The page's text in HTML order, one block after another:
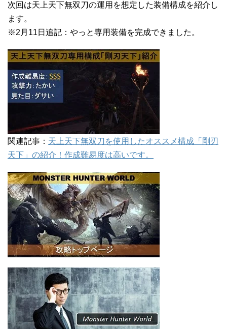
次回は天上天下無双刀の運用を想定した装備構成を紹介し
ます。
※2月11日追記：やっと専用装備を完成できました。
関連記事： 天上天下無双刀を使用したオススメ構成「剛刃
天下」の紹介！作成難易度は高いです。